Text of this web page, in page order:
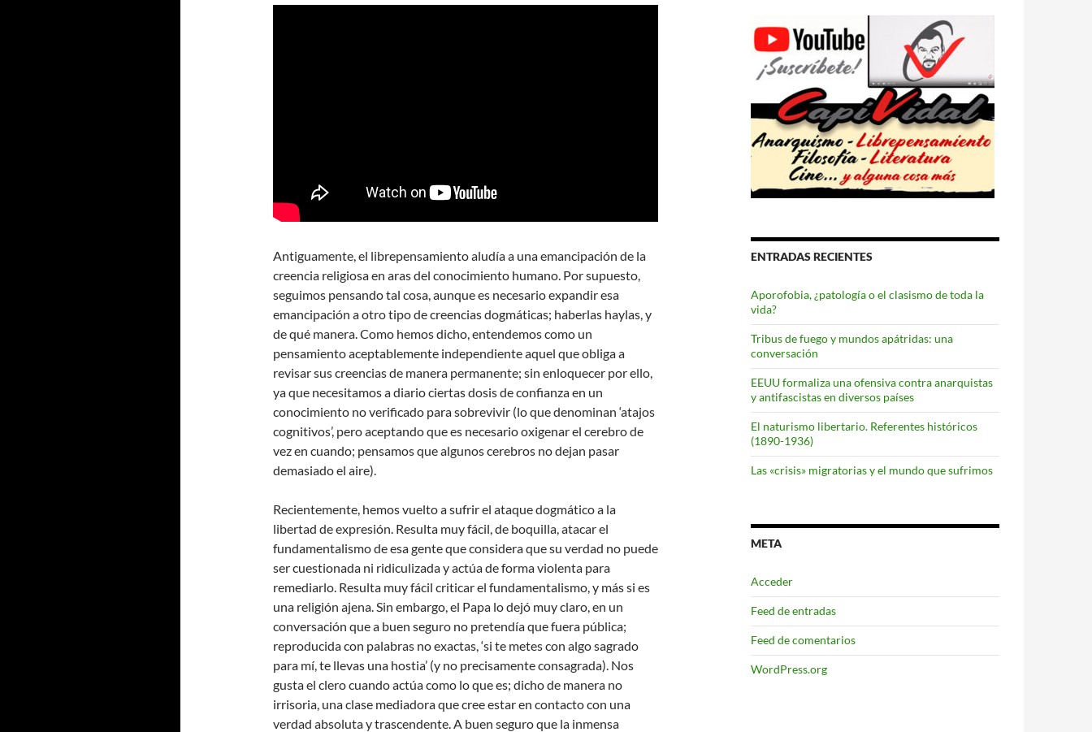
Antiguamente, el librepensamiento aludía a una emancipación de la
creencia religiosa en aras del conocimiento humano. Por supuesto,
seguimos pensando tal cosa, aunque es necesario expandir esa
emancipación a otro tipo de creencias dogmáticas; haberlas haylas, y
de qué manera. Como hemos dicho, entendemos como un
pensamiento aceptablemente independiente aquel que obliga a
revisar sus creencias de manera permanente; sin enloquecer por ello,
ya que necesitamos a diario ciertas dosis de confianza en un
conocimiento no verificado para sobrevivir (lo que denominan ‘atajos
cognitivos’, pero aceptando que es necesario oxigenar el cerebro de
vez en cuando; pensamos que algunos cerebros no dejan pasar
demasiado el aire).
Recientemente, hemos vuelto a sufrir el ataque dogmático a la
libertad de expresión. Resulta muy fácil, de boquilla, atacar el
fundamentalismo de esa gente que considera que su verdad no puede
ser cuestionada ni ridiculizada y actúa de forma violenta para
remediarlo. Resulta muy fácil criticar el fundamentalismo, y más si es
una religión ajena. Sin embargo, el Papa lo dejó muy claro, en un
conversación que a buen seguro no pretendía que fuera pública;
reproducida con palabras no exactas, ‘si te metes con algo sagrado
para mí, te llevas una hostia’ (y no precisamente consagrada). Nos
gusta el clero cuando actúa como lo que es; dicho de manera no
irrisoria, una clase mediadora que cree estar en contacto con una
verdad absoluta y trascendente. A buen seguro que la inmensa
ENTRADAS RECIENTES
Aporofobia, ¿patología o el clasismo de toda la
vida?
Tribus de fuego y mundos apátridas: una
conversación
EEUU formaliza una ofensiva contra anarquistas
y antifascistas en diversos países
El naturismo libertario. Referentes históricos
(1890-1936)
Las «crisis» migratorias y el mundo que sufrimos
META
Acceder
Feed de entradas
Feed de comentarios
WordPress.org